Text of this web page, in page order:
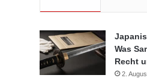
Was
Recht
2.